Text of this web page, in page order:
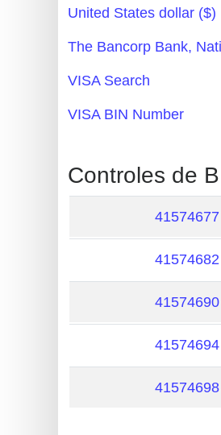
What
is
My
Address
IP
Lookup
BIN
United States dollar ($)
The Bancorp Bank,
VISA Search
VISA BIN Number
Controles de
41574677
41574682
41574690
41574694
41574698